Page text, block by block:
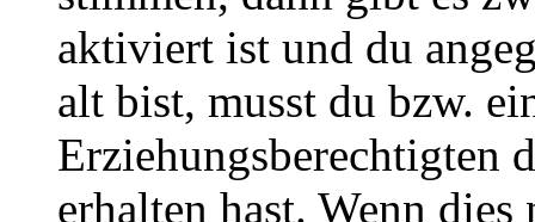
aktiviert ist und du
alt bist, musst du bzw.
Erziehungsberechtigten
erhalten hast. Wenn